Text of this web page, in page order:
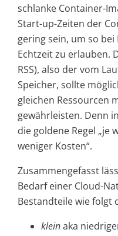
schlanke Container-
Start-up-Zeiten der
gering sein, um so
Echtzeit zu erlauben.
RSS), also der vom
Speicher, sollte
gleichen Ressourcen
gewährleisten. Denn
die goldene Regel „je
weniger Kosten“.
Zusammengefasst
Bedarf einer Cloud-
Bestandteile wie folgt
kleinaka